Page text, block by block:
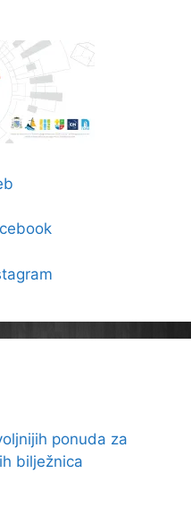
ponuda za
bilježnica